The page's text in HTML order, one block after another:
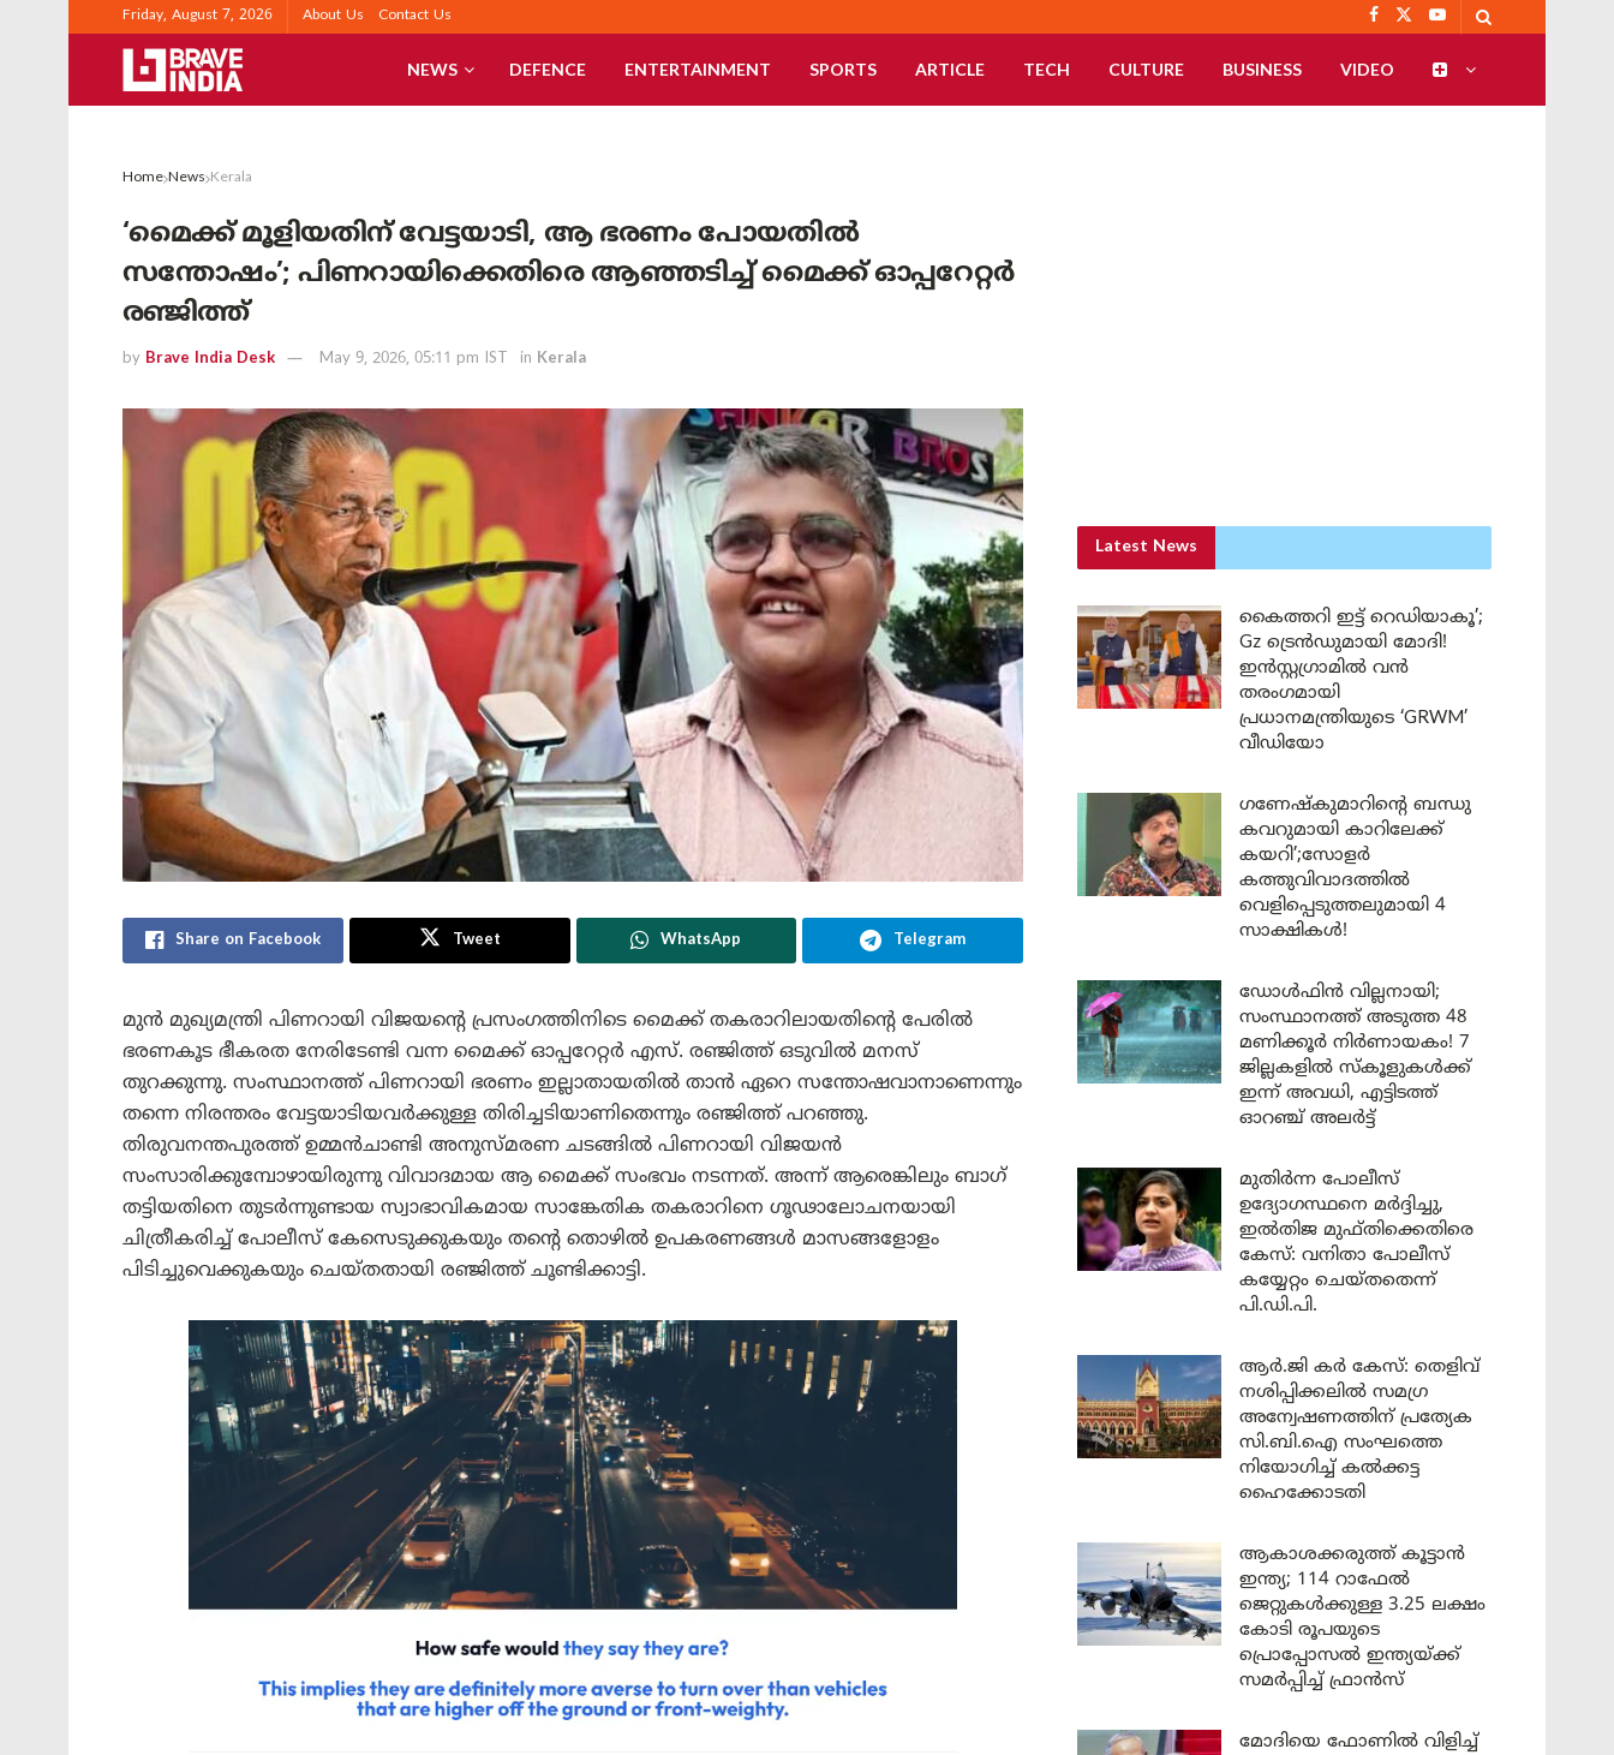
Friday, August 7, 2026 About Us Contact Us
NEWS DEFENCE ENTERTAINMENT SPORTS ARTICLE TECH CULTURE BUSINESS VIDEO
Home News Kerala
‘മൈക്ക് മൂളിയതിന് വേട്ടയാടി, ആ ഭരണം പോയതിൽ
സന്തോഷം’; പിണറായിക്കെതിരെ ആഞ്ഞടിച്ച് മൈക്ക് ഓപ്പറേറ്റർ
രഞ്ജിത്ത്
by Brave India Desk May 9, 2026, 05:11 pm IST in Kerala
Share on Facebook Tweet WhatsApp Telegram
മുൻ മുഖ്യമന്ത്രി പിണറായി വിജയന്റെ പ്രസംഗത്തിനിടെ മൈക്ക് തകരാറിലായതിന്റെ പേരിൽ
ഭരണകൂട ഭീകരത നേരിടേണ്ടി വന്ന മൈക്ക് ഓപ്പറേറ്റർ എസ്. രഞ്ജിത്ത് ഒടുവിൽ മനസ്
തുറക്കുന്നു. സംസ്ഥാനത്ത് പിണറായി ഭരണം ഇല്ലാതായതിൽ താൻ ഏറെ സന്തോഷവാനാണെന്നും
തന്നെ നിരന്തരം വേട്ടയാടിയവർക്കുള്ള തിരിച്ചടിയാണിതെന്നും രഞ്ജിത്ത് പറഞ്ഞു.
തിരുവനന്തപുരത്ത് ഉമ്മൻചാണ്ടി അനുസ്മരണ ചടങ്ങിൽ പിണറായി വിജയൻ
സംസാരിക്കുമ്പോഴായിരുന്നു വിവാദമായ ആ മൈക്ക് സംഭവം നടന്നത്. അന്ന് ആരെങ്കിലും ബാഗ്
തട്ടിയതിനെ തുടർന്നുണ്ടായ സ്വാഭാവികമായ സാങ്കേതിക തകരാറിനെ ഗൂഢാലോചനയായി
ചിത്രീകരിച്ച് പോലീസ് കേസെടുക്കുകയും തന്റെ തൊഴിൽ ഉപകരണങ്ങൾ മാസങ്ങളോളം
പിടിച്ചുവെക്കുകയും ചെയ്തതായി രഞ്ജിത്ത് ചൂണ്ടിക്കാട്ടി.
Latest News
കൈത്തറി ഇട്ട് റെഡിയാകൂ’;
Gz ട്രെൻഡുമായി മോദി!
ഇൻസ്റ്റഗ്രാമിൽ വൻ
തരംഗമായി
പ്രധാനമന്ത്രിയുടെ ‘GRWM’
വീഡിയോ
ഗണേഷ്കുമാറിന്റെ ബന്ധു
കവറുമായി കാറിലേക്ക്
കയറി’;സോളർ
കത്തുവിവാദത്തിൽ
വെളിപ്പെടുത്തലുമായി 4
സാക്ഷികൾ!
ഡോൾഫിൻ വില്ലനായി;
സംസ്ഥാനത്ത് അടുത്ത 48
മണിക്കൂർ നിർണായകം! 7
ജില്ലകളിൽ സ്കൂളുകൾക്ക്
ഇന്ന് അവധി, എട്ടിടത്ത്
ഓറഞ്ച് അലർട്ട്
മുതിർന്ന പോലീസ്
ഉദ്യോഗസ്ഥനെ മർദ്ദിച്ചു,
ഇൽതിജ മുഫ്തിക്കെതിരെ
കേസ്: വനിതാ പോലീസ്
കയ്യേറ്റം ചെയ്തതെന്ന്
പി.ഡി.പി.
ആർ.ജി കർ കേസ്: തെളിവ്
നശിപ്പിക്കലിൽ സമഗ്ര
അന്വേഷണത്തിന് പ്രത്യേക
സി.ബി.ഐ സംഘത്തെ
നിയോഗിച്ച് കൽക്കട്ട
ഹൈക്കോടതി
ആകാശക്കരുത്ത് കൂട്ടാൻ
ഇന്ത്യ; 114 റാഫേൽ
ജെറ്റുകൾക്കുള്ള 3.25 ലക്ഷം
കോടി രൂപയുടെ
പ്രൊപ്പോസൽ ഇന്ത്യയ്ക്ക്
സമർപ്പിച്ച് ഫ്രാൻസ്
മോദിയെ ഫോണിൽ വിളിച്ച്